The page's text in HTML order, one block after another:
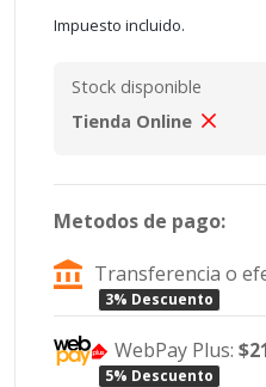
Impuesto incluido.
Stock disponible
Tienda Online
Metodos de pago:
Transferencia o
3% Descuento
WebPay Plus:
5% Descuento